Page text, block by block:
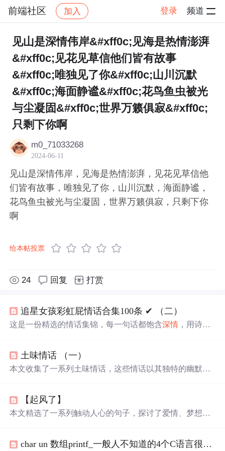
前端社区 加入 登录 频道
社区 前端社区 感慨 帖子详情
见山是深情伟岸&#xff0c;见海是热情澎湃
&#xff0c;见花见草信他们皆有故事
&#xff0c;唯独见了你&#xff0c;山川沉默
&#xff0c;海面静谧&#xff0c;花鸟鱼虫被光
与尘凝固&#xff0c;世界万籁俱寂&#xff0c;
只剩下你啊
m0_71033268
2024-06-11
见山是深情伟岸，见海是热情澎湃，见花见草信他
们皆有故事，唯独见了你，山川沉默，海面静谧，
花鸟鱼虫被光与尘凝固，世界万籁俱寂，只剩下你
啊
给本帖投票
24 回复 打赏
追星女孩彩虹屁情话合集100条 ✔︎ （二）
这是一份精选的情话集锦，每一句话都饱含深情 ，用诗意
的思念与热爱。
土味情话 （一）
本文收集了一系列土味情话，这些情话以其独特的幽默和
【起风了】
本文精选了一系列触动人心的句子，探讨了爱情、梦想与
彩评论，反映了现代人在情感与自我认知上的复杂心境。
char un 数组printf_一般人不知道的4个C语言很皮语法，数组那个或许知道